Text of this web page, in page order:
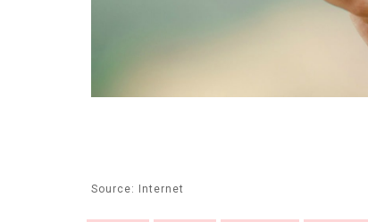
Source: Internet